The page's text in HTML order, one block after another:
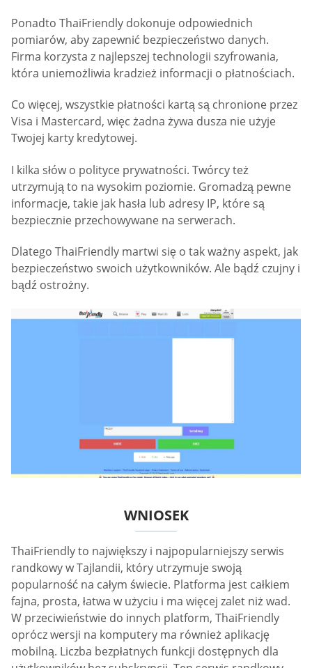
Ponadto ThaiFriendly dokonuje odpowiednich
pomiarów, aby zapewnić bezpieczeństwo danych.
Firma korzysta z najlepszej technologii szyfrowania,
która uniemożliwia kradzież informacji o płatnościach.
Co więcej, wszystkie płatności kartą są chronione przez
Visa i Mastercard, więc żadna żywa dusza nie użyje
Twojej karty kredytowej.
I kilka słów o polityce prywatności. Twórcy też
utrzymują to na wysokim poziomie. Gromadzą pewne
informacje, takie jak hasła lub adresy IP, które są
bezpiecznie przechowywane na serwerach.
Dlatego ThaiFriendly martwi się o tak ważny aspekt, jak
bezpieczeństwo swoich użytkowników. Ale bądź czujny i
bądź ostrożny.
WNIOSEK
ThaiFriendly to największy i najpopularniejszy serwis
randkowy w Tajlandii, który utrzymuje swoją
popularność na całym świecie. Platforma jest całkiem
fajna, prosta, łatwa w użyciu i ma więcej zalet niż wad.
W przeciwieństwie do innych platform, ThaiFriendly
oprócz wersji na komputery ma również aplikację
mobilną. Liczba bezpłatnych funkcji dostępnych dla